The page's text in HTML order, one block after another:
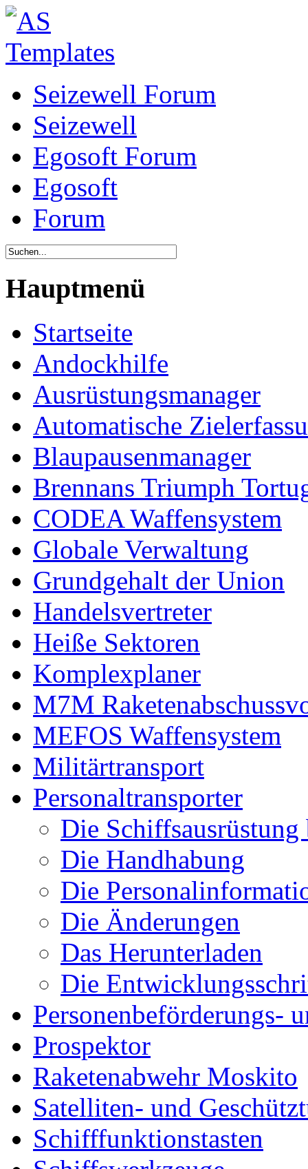
Seizewell Forum
Seizewell
Egosoft Forum
Egosoft
Forum
Hauptmenü
Startseite
Andockhilfe
Ausrüstungsmanager
Automatische
Blaupausenmanager
Brennans Triumph
CODEA Waffensystem
Globale Verwaltung
Grundgehalt der Union
Handelsvertreter
Heiße Sektoren
Komplexplaner
M7M
MEFOS Waffensystem
Militärtransport
Personaltransporter
Die Schiffsausrüstung
Die Handhabung
Die
Die Änderungen
Das Herunterladen
Die
Personenbeförderungs-
Prospektor
Raketenabwehr Moskito
Satelliten- und
Schifffunktionstasten